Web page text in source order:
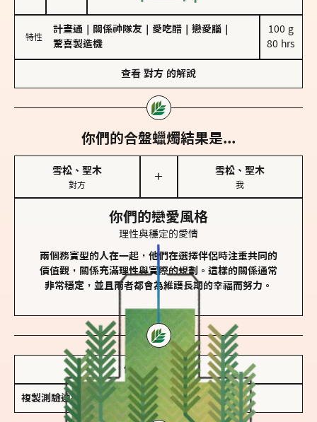
特性
計畫通 關係神隊友 愛吃醋 戀愛腦
驚喜製造機
100 g
80 hrs
查看 對方 的解說
你們的合盤蠟燭結果是...
雪松、聖木
對方
＋
雪松、聖木
我
你們的戀愛風格
理性與穩定的愛情
兩個務實型的人在一起，他們在選擇伴侶時注重共同的
價值觀，關係充滿理性與實際的規劃。這樣的關係通常
非常穩定，並且兩者都會為維護長期的幸福而努力。
儲存我的結果圖
複製測驗連結 查看香氛類型全解析 >>>